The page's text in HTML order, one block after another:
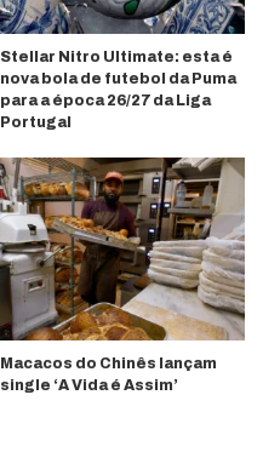
Stellar Nitro Ultimate: esta é
nova bola de futebol da Puma
para a época 26/27 da Liga
Portugal
Macacos do Chinês lançam
single ‘A Vida é Assim’